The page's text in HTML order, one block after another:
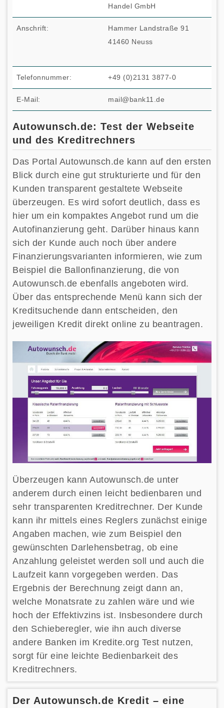
Handel GmbH
Anschrift:
Hammer Landstraße 91
41460 Neuss
Telefonnummer: +49 (0)2131 3877-0
E-Mail: mail@bank11.de
Autowunsch.de: Test der Webseite
und des Kreditrechners
Das Portal Autowunsch.de kann auf den ersten
Blick durch eine gut strukturierte und für den
Kunden transparent gestaltete Webseite
überzeugen. Es wird sofort deutlich, dass es
hier um ein kompaktes Angebot rund um die
Autofinanzierung geht. Darüber hinaus kann
sich der Kunde auch noch über andere
Finanzierungsvarianten informieren, wie zum
Beispiel die Ballonfinanzierung, die von
Autowunsch.de ebenfalls angeboten wird.
Über das entsprechende Menü kann sich der
Kreditsuchende dann entscheiden, den
jeweiligen Kredit direkt online zu beantragen.
Überzeugen kann Autowunsch.de unter
anderem durch einen leicht bedienbaren und
sehr transparenten Kreditrechner. Der Kunde
kann ihr mittels eines Reglers zunächst einige
Angaben machen, wie zum Beispiel den
gewünschten Darlehensbetrag, ob eine
Anzahlung geleistet werden soll und auch die
Laufzeit kann vorgegeben werden. Das
Ergebnis der Berechnung zeigt dann an,
welche Monatsrate zu zahlen wäre und wie
hoch der Effektivzins ist. Insbesondere durch
den Schieberegler, wie ihn auch diverse
andere Banken im Kredite.org Test nutzen,
sorgt für eine leichte Bedienbarkeit des
Kreditrechners.
Der Autowunsch.de Kredit – eine